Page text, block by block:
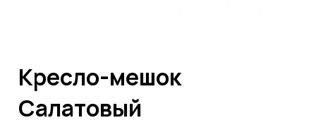
Кресло-мешок
Cалатовый